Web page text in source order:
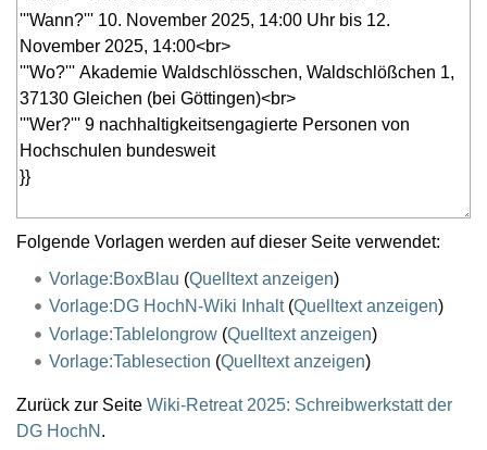
Folgende Vorlagen werden auf dieser Seite verwendet:
Vorlage:BoxBlau (Quelltext anzeigen)
Vorlage:DG HochN-Wiki Inhalt(Quelltext anzeigen)
Vorlage:Tablelongrow(Quelltext anzeigen)
Vorlage:Tablesection (Quelltext anzeigen)
Zurück zur Seite Wiki-Retreat 2025: Schreibwerkstatt der
DG HochN .